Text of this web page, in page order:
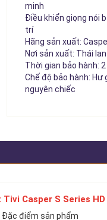
minh
Điều khiển giọng nói
trí
Hãng sản xuất:
Nơi sản xuất: Thái lan
Thời gian bảo hành:
Chế độ bảo hành:
nguyên chiếc
Casper S Series
Đặc điểm sản phẩm